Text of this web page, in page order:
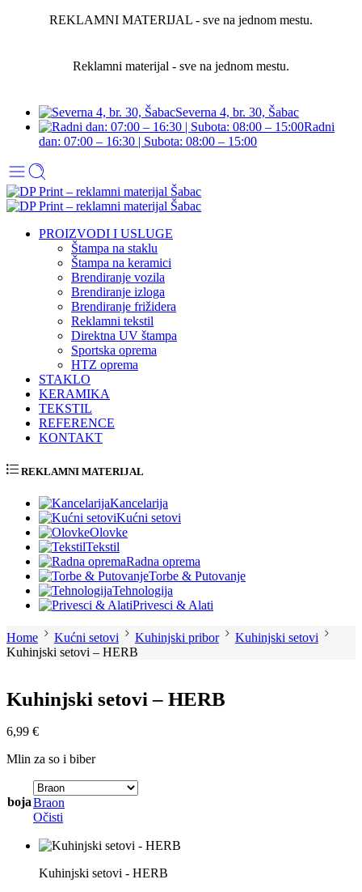
REKLAMNI MATERIJAL - sve na jednom mestu.
Reklamni materijal - sve na jednom mestu.
Severna 4, br. 30, Šabac
Radni
dan: 07:00 – 16:30 | Subota: 08:00 – 15:00
PROIZVODI I USLUGE
Štampa na staklu
Štampa na keramici
Brendiranje vozila
Brendiranje izloga
Brendiranje frižidera
Reklamni tekstil
Direktna UV štampa
Sportska oprema
HTZ oprema
STAKLO
KERAMIKA
TEKSTIL
REFERENCE
KONTAKT
REKLAMNI MATERIJAL
Kancelarija
Kućni setovi
Olovke
Tekstil
Radna oprema
Torbe & Putovanje
Tehnologija
Privesci & Alati
Home Kućni setovi Kuhinjski pribor
Kuhinjski setovi
Kuhinjski setovi – HERB
Kuhinjski setovi – HERB
6,99 €
Mlin za so i biber
bojaBraon
Očisti
Kuhinjski setovi - HERB